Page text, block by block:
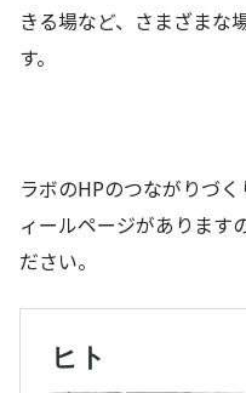
きる場など、さまざまな
す。
ラボのHPのつながりづ
ィールページがあります
ださい。